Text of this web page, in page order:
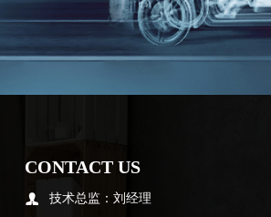
CONTACT US
 技术总监：刘经理